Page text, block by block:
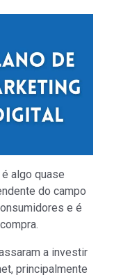
algo quase
do campo
e é
a investir
principalmente